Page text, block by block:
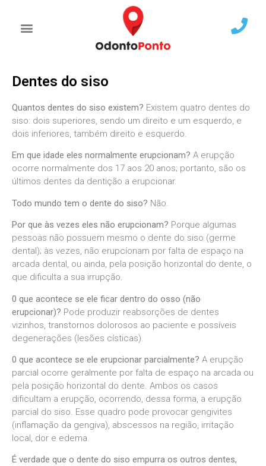
Dentes do siso
Quantos dentes do siso existem? Existem quatro dentes do
siso: dois superiores, sendo um direito e um esquerdo, e
dois inferiores, também direito e esquerdo.
Em que idade eles normalmente erupcionam? A erupção
ocorre normalmente dos 17 aos 20 anos; portanto, são os
últimos dentes da dentição a erupcionar.
Todo mundo tem o dente do siso? Não.
Por que às vezes eles não erupcionam? Porque algumas
pessoas não possuem mesmo o dente do siso (germe
dental); às vezes, não erupcíonam por falta de espaço na
arcada dental, ou ainda, pela posição horizontal do dente, o
que dificulta a sua irrupção.
0 que acontece se ele ficar dentro do osso (não
erupcionar)? Pode produzir reabsorções de dentes
vizinhos, transtornos dolorosos ao paciente e possíveis
degenerações (lesões císticas).
0 que acontece se ele erupcionar parcialmente? A erupção
parcial ocorre geralmente por falta de espaço na arcada ou
pela posição horizontal do dente. Ambos os casos
dificultam a erupção, ocorrendo, dessa forma, a erupção
parcial do siso. Esse quadro pode provocar gengivites
(inflamação da gengiva), abscessos na região, irritação
local, dor e edema.
É verdade que o dente do siso empurra os outros dentes,